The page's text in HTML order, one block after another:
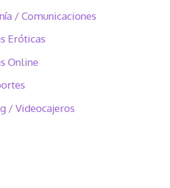
/ Comunicaciones
Eróticas
Online
/ Videocajeros